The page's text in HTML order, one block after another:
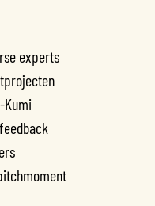
experts
Kumi